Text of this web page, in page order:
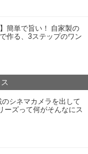
簡単で旨い！ 自家製の
作る、3ステップのワン
シネマカメラを出して
ーズって何がそんなにス